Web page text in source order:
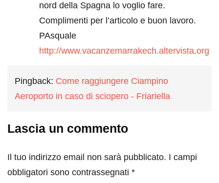
nord della Spagna lo voglio fare.
Complimenti per l’articolo e buon lavoro.
PAsquale
http://www.vacanzemarrakech.altervista.org
Pingback: Come raggiungere Ciampino
Aeroporto in caso di sciopero - Friariella
Lascia un commento
Il tuo indirizzo email non sarà pubblicato. I campi
obbligatori sono contrassegnati *